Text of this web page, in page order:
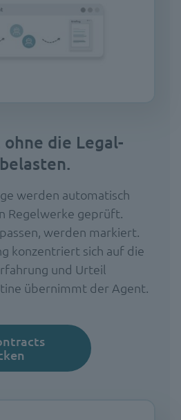
die Legal-
werden automatisch
Regelwerke geprüft.
werden markiert.
konzentriert sich auf die
und Urteil
übernimmt der Agent.